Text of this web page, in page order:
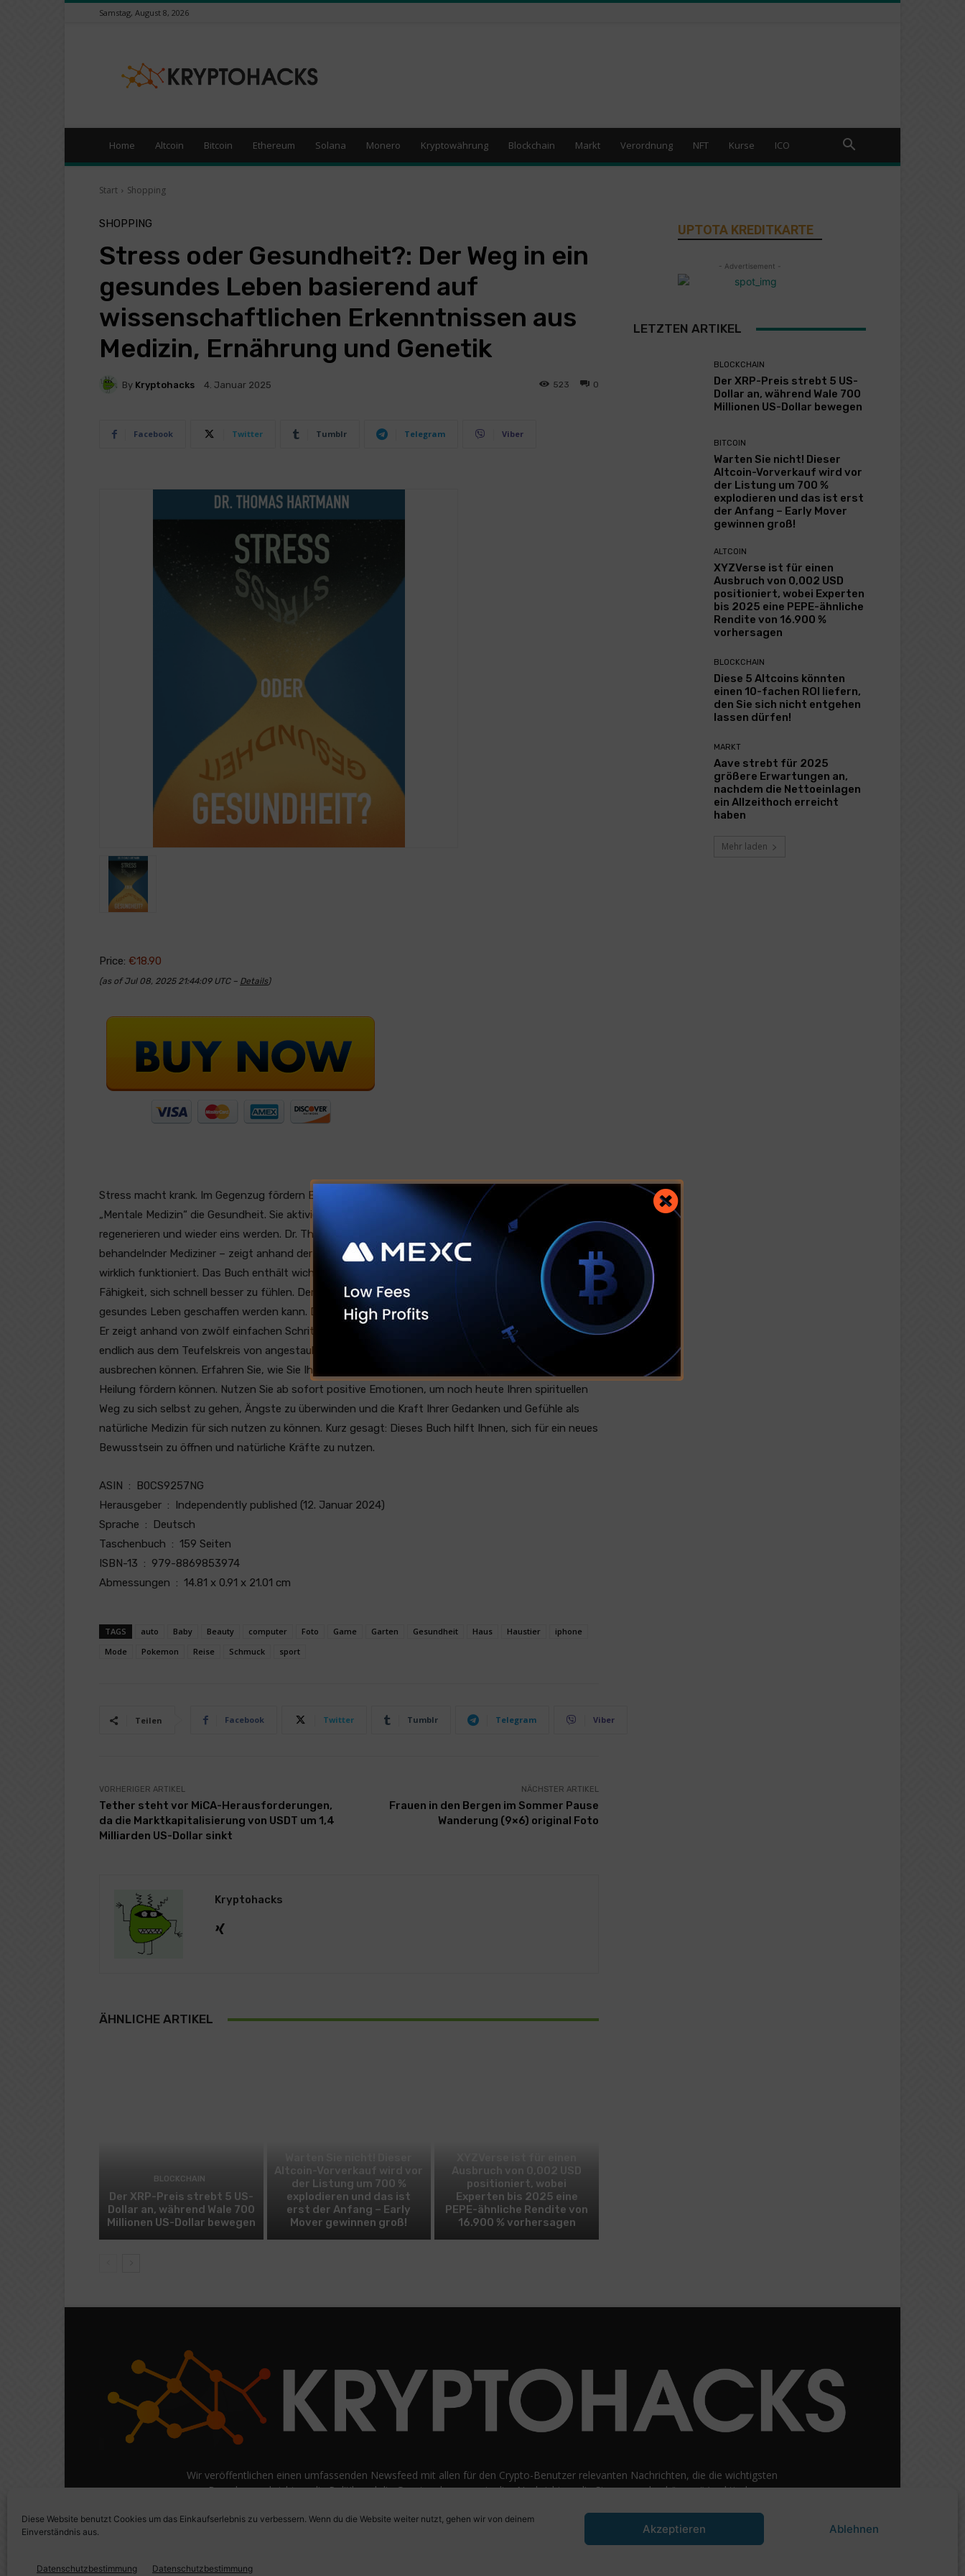
Diese Website benutzt Cookies um das Einkaufserlebnis zu verbessern. Wenn du die Website weiter nutzt, gehen wir von deinem
Einverständnis aus.
Akzeptieren Ablehnen
Datenschutzbestimmung Datenschutzbestimmung
Samstag, August 8, 2026
–
Kryptowährungen
News
Portal
Home Altcoin Bitcoin Ethereum Solana Monero Kryptowährung Blockchain Markt Verordnung NFT Kurse ICO
Start Shopping
SHOPPING
Stress oder Gesundheit?: Der Weg in ein
gesundes Leben basierend auf
wissenschaftlichen Erkenntnissen aus
Medizin, Ernährung und Genetik
By Kryptohacks 4. Januar 2025 0
523
Facebook Twitter Tumblr Telegram Viber
Price: €18.90
(as of Jul 08, 2025 21:44:09 UTC – Details)
Stress macht krank. Im Gegenzug fördern Entspannung, gesunde Ernährung und nicht zuletzt
„Mentale Medizin“ die Gesundheit. Sie aktivieren die Selbstheilung, lassen Körper, Geist und Seele
regenerieren und wieder eins werden. Dr. Thomas Hartmann – praktizierender Arzt und ganzheitlich
behandelnder Mediziner – zeigt anhand der Wege seiner Patienten auf, wie Stressbewältigung
wirklich funktioniert. Das Buch enthält wichtige Informationen über das Immunsystem und die
Fähigkeit, sich schnell besser zu fühlen. Der Leser erfährt, wie ein spirituell erfülltes, glückliches und
gesundes Leben geschaffen werden kann. Dabei verzichtet der Autor auf komplizierte Fachbegriffe.
Er zeigt anhand von zwölf einfachen Schritten und einigen praktischen Übungen, wie auch Sie
endlich aus dem Teufelskreis von angestaubten Glaubenssätzen, Dauerstress und Krankheit
ausbrechen können. Erfahren Sie, wie Sie Ihr altes Trauma überwinden, sich schnell besser fühlen und
Heilung fördern können. Nutzen Sie ab sofort positive Emotionen, um noch heute Ihren spirituellen
Weg zu sich selbst zu gehen, Ängste zu überwinden und die Kraft Ihrer Gedanken und Gefühle als
natürliche Medizin für sich nutzen zu können. Kurz gesagt: Dieses Buch hilft Ihnen, sich für ein neues
Bewusstsein zu öffnen und natürliche Kräfte zu nutzen.
ASIN ‏ : ‎ B0CS9257NG
Herausgeber ‏ : ‎ Independently published (12. Januar 2024)
Sprache ‏ : ‎ Deutsch
Taschenbuch ‏ : ‎ 159 Seiten
ISBN-13 ‏ : ‎ 979-8869853974
Abmessungen ‏ : ‎ 14.81 x 0.91 x 21.01 cm
TAGS auto Baby Beauty computer Foto Game Garten Gesundheit Haus Haustier
iphone
Mode
Pokemon Reise Schmuck sport
Teilen Facebook Twitter Tumblr Telegram Viber
VORHERIGER ARTIKEL
Tether steht vor MiCA-Herausforderungen,
da die Marktkapitalisierung von USDT um 1,4
Milliarden US-Dollar sinkt
NÄCHSTER ARTIKEL
Frauen in den Bergen im Sommer Pause
Wanderung (9×6) original Foto
Kryptohacks
ÄHNLICHE ARTIKEL
BLOCKCHAIN
Der XRP-Preis strebt 5 US-
Dollar an, während Wale 700
Millionen US-Dollar bewegen
Altcoin-Vorverkauf wird vor
der Listung um 700 %
explodieren und das ist
erst der Anfang – Early
Mover gewinnen groß!
Ausbruch von 0,002 USD
positioniert, wobei
Experten bis 2025 eine
PEPE-ähnliche Rendite von
16.900 % vorhersagen
UPTOTA KREDITKARTE
- Advertisement -
LETZTEN ARTIKEL
BLOCKCHAIN
Der XRP-Preis strebt 5 US-
Dollar an, während Wale 700
Millionen US-Dollar bewegen
BITCOIN
Warten Sie nicht! Dieser
Altcoin-Vorverkauf wird vor
der Listung um 700 %
explodieren und das ist erst
der Anfang – Early Mover
gewinnen groß!
ALTCOIN
XYZVerse ist für einen
Ausbruch von 0,002 USD
positioniert, wobei Experten
bis 2025 eine PEPE-ähnliche
Rendite von 16.900 %
vorhersagen
BLOCKCHAIN
Diese 5 Altcoins könnten
einen 10-fachen ROI liefern,
den Sie sich nicht entgehen
lassen dürfen!
MARKT
Aave strebt für 2025
größere Erwartungen an,
nachdem die Nettoeinlagen
ein Allzeithoch erreicht
haben
Mehr laden
Wir veröffentlichen einen umfassenden Newsfeed mit allen für den Crypto-Benutzer relevanten Nachrichten, die die wichtigsten
Branchennachrichten, die Politik und die Gesetzgebung sowie die „Nachrichten, die Sie verwenden können“ (praktische
Einfache Logik und Beispiele aus der Praxis werden vor Fachjargon und persönlichen Äußerungen bevorzugt.